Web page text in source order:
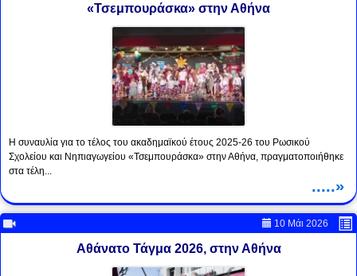
«Τσεμπουράσκα» στην Αθήνα
Η συναυλία για το τέλος του ακαδημαϊκού έτους 2025-26 του Ρωσικού
Σχολείου και Νηπιαγωγείου «Τσεμπουράσκα» στην Αθήνα, πραγματοποιήθηκε
στα τέλη...
.....»
10 Μάι 2026
Αθάνατο Τάγμα 2026, στην Αθήνα